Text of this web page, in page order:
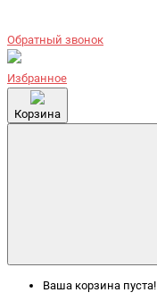
Обратный звонок
Избранное
Корзина
Ваша корзина пуста!